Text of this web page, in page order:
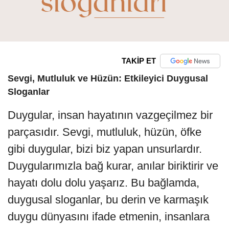
TAKİP ET
Sevgi, Mutluluk ve Hüzün: Etkileyici Duygusal
Sloganlar
Duygular, insan hayatının vazgeçilmez bir
parçasıdır. Sevgi, mutluluk, hüzün, öfke
gibi duygular, bizi biz yapan unsurlardır.
Duygularımızla bağ kurar, anılar biriktirir ve
hayatı dolu dolu yaşarız. Bu bağlamda,
duygusal sloganlar, bu derin ve karmaşık
duygu dünyasını ifade etmenin, insanlara